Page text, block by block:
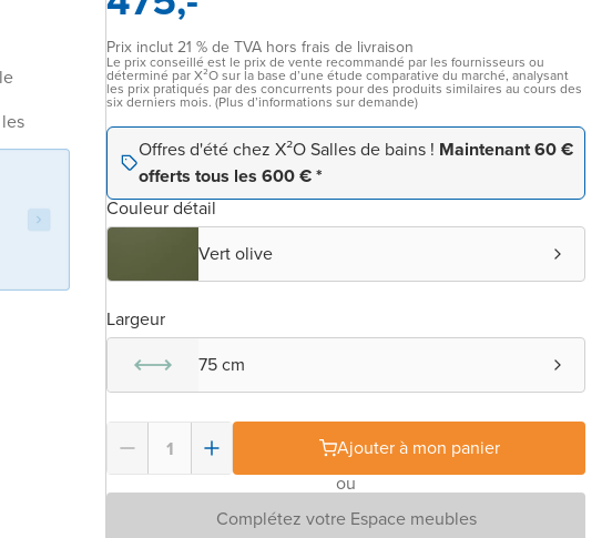
Prix inclut 21 % de TVA hors frais de livraison
Le prix conseillé est le prix de vente recommandé par les fournisseurs ou
déterminé par X²O sur la base d’une étude comparative du marché, analysant
les prix pratiqués par des concurrents pour des produits similaires au cours des
six derniers mois. (Plus d’informations sur demande)
Offres d'été chez X²O Salles de bains ! Maintenant 60 €
offerts tous les 600 € *
Couleur détail
Vert olive
Largeur
75 cm
Ajouter à mon panier
ou
Complétez votre Espace meubles